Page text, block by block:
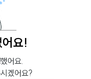
요!
어요.
겠어요?